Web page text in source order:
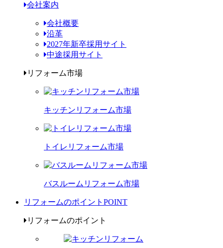
会社案内
会社概要
沿革
2027年新卒採用サイト
中途採用サイト
リフォーム市場
キッチンリフォーム市場
トイレリフォーム市場
バスルームリフォーム市場
リフォームのポイント POINT
リフォームのポイント